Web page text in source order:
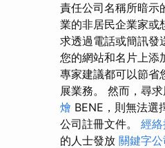
責任公司名稱所暗示
業的非居民企業家或
求透過電話或簡訊發
您的網站和名片上添
專家建議都可以節省
展業務。 然而，尋
燴 BENE，則無法
公司註冊文件。 經
的人士發放 關鍵字公